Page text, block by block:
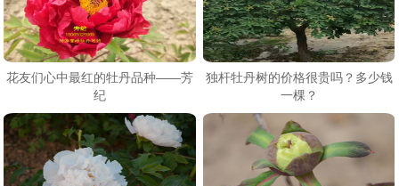
花友们心中最红的牡丹品种——芳
纪
独杆牡丹树的价格很贵吗？多少钱
一棵？